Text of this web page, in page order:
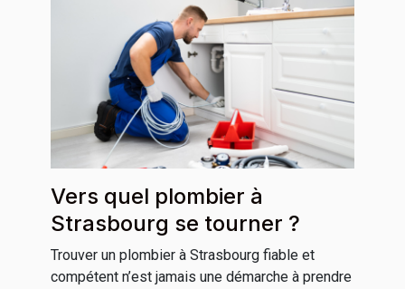
Vers quel plombier à
Strasbourg se tourner ?
Trouver un plombier à Strasbourg fiable et
compétent n’est jamais une démarche à prendre